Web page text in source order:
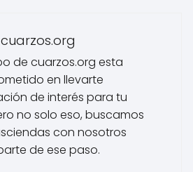
de cuarzos.org esta
en llevarte
de interés para tu
no solo eso, buscamos
con nosotros
de ese paso.